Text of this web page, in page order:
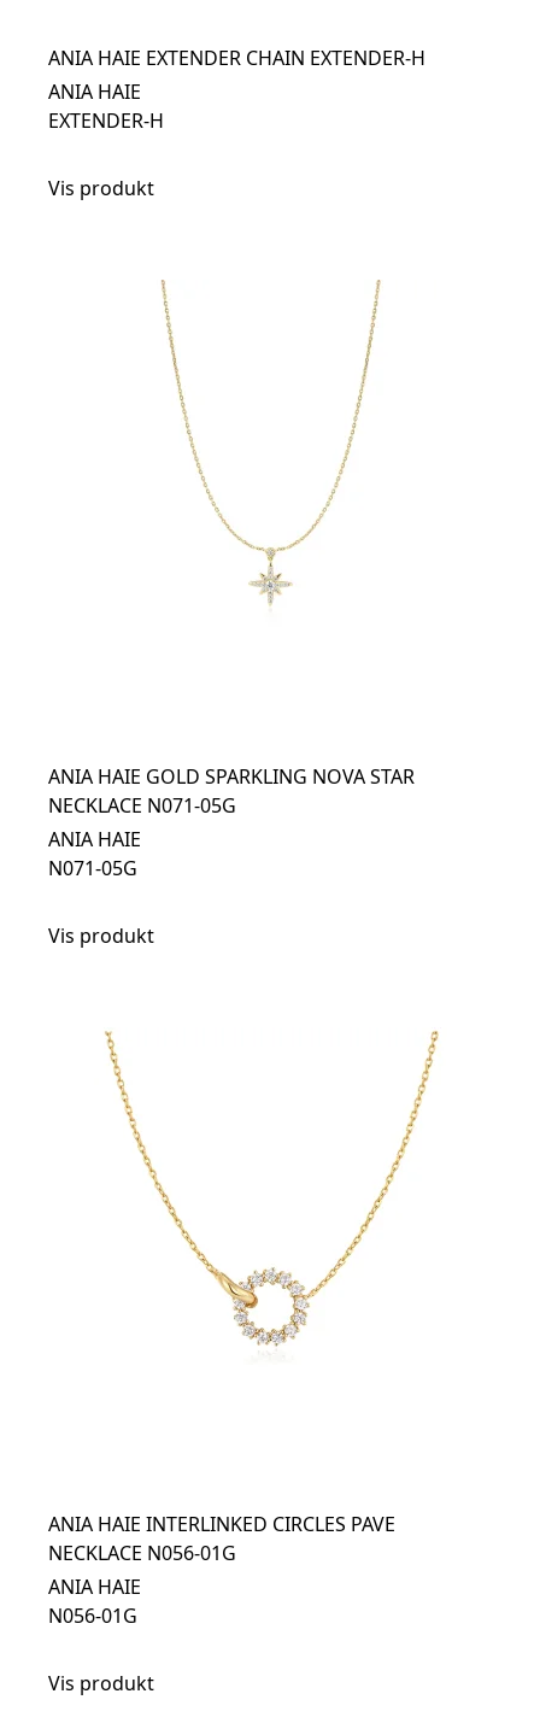
ANIA HAIE EXTENDER CHAIN EXTENDER-H
ANIA HAIE
EXTENDER-H
Vis produkt
ANIA HAIE GOLD SPARKLING NOVA STAR
NECKLACE N071-05G
ANIA HAIE
N071-05G
Vis produkt
ANIA HAIE INTERLINKED CIRCLES PAVE
NECKLACE N056-01G
ANIA HAIE
N056-01G
Vis produkt